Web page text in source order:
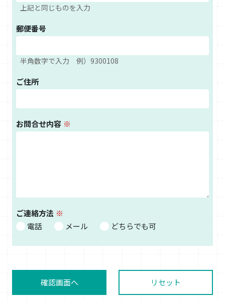
上記と同じものを入力
郵便番号
半角数字で入力 例）9300108
ご住所
お問合せ内容
ご連絡方法
電話
メール どちらでも可
確認画面へ リセット